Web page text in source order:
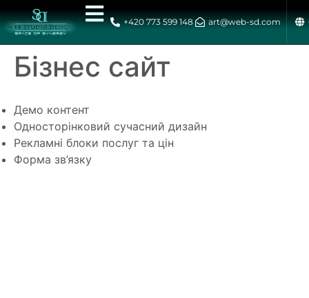
+420 773 599 148 art@web-sd.com
Бізнес сайт
Демо контент
Односторінковий сучасний дизайн
Рекламні блоки послуг та цін
Форма зв’язку